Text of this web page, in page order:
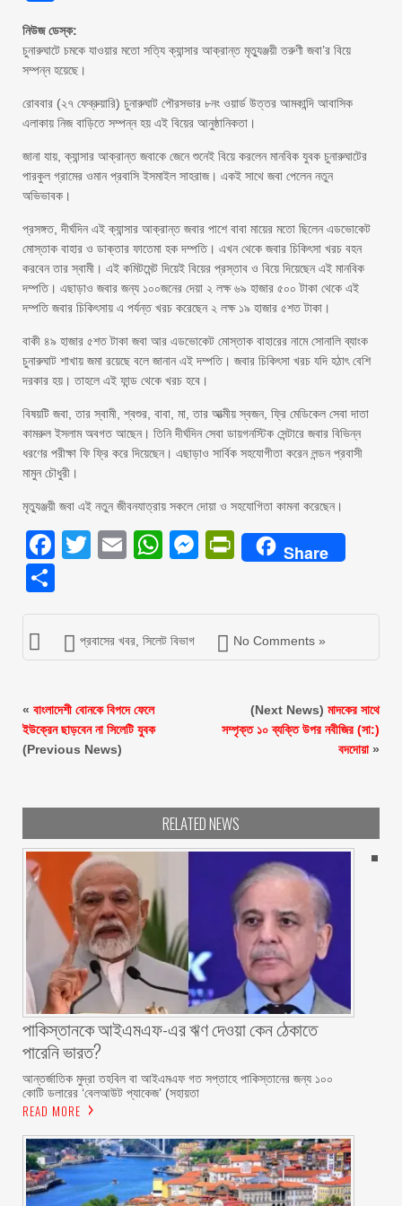
নিউজ ডেস্ক:
চুনারুঘাটে চমকে যাওয়ার মতো সত্যি ক্যান্সার আক্রান্ত মৃত্যুঞ্জয়ী তরুণী জবা’র বিয়ে
সম্পন্ন হয়েছে।
রোববার (২৭ ফেব্রুয়ারি) চুনারুঘাট পৌরসভার ৮নং ওয়ার্ড উত্তর আমকান্দি আবাসিক
এলাকায় নিজ বাড়িতে সম্পন্ন হয় এই বিয়ের আনুষ্ঠানিকতা।
জানা যায়, ক্যান্সার আক্রান্ত জবাকে জেনে শুনেই বিয়ে করলেন মানবিক যুবক চুনারুঘাটের
পারকুল গ্রামের ওমান প্রবাসি ইসমাইল সাহরাজ। একই সাথে জবা পেলেন নতুন
অভিভাবক।
প্রসঙ্গত, দীর্ঘদিন এই ক্যান্সার আক্রান্ত জবার পাশে বাবা মায়ের মতো ছিলেন এডভোকেট
মোস্তাক বাহার ও ডাক্তার ফাতেমা হক দম্পতি। এখন থেকে জবার চিকিৎসা খরচ বহন
করবেন তার স্বামী। এই কমিটমেন্ট দিয়েই বিয়ের প্রস্তাব ও বিয়ে দিয়েছেন এই মানবিক
দম্পতি। এছাড়াও জবার জন্য ১০০জনের দেয়া ২ লক্ষ ৬৯ হাজার ৫০০ টাকা থেকে এই
দম্পতি জবার চিকিৎসায় এ পর্যন্ত খরচ করেছেন ২ লক্ষ ১৯ হাজার ৫শত টাকা।
বাকী ৪৯ হাজার ৫শত টাকা জবা আর এডভোকেট মোস্তাক বাহারের নামে সোনালি ব্যাংক
চুনারুঘাট শাখায় জমা রয়েছে বলে জানান এই দম্পতি। জবার চিকিৎসা খরচ যদি হঠাৎ বেশি
দরকার হয়। তাহলে এই ফান্ড থেকে খরচ হবে।
বিষয়টি জবা, তার স্বামী, শ্বশুর, বাবা, মা, তার আত্মীয় স্বজন, ফ্রি মেডিকেল সেবা দাতা
কামরুল ইসলাম অবগত আছেন। তিনি দীর্ঘদিন সেবা ডায়গনস্টিক সেন্টারে জবার বিভিন্ন
ধরণের পরীক্ষা ফি ফ্রি করে দিয়েছেন। এছাড়াও সার্বিক সহযোগীতা করেন লন্ডন প্রবাসী
মামুন চৌধুরী।
মৃত্যুঞ্জয়ী জবা এই নতুন জীবনযাত্রায় সকলে দোয়া ও সহযোগিতা কামনা করেছেন।
Facebook
Twitter
EmailWhatsApp
Messenger
PrintFriendly
Share
প্রবাসের খবর সিলেট বিভাগ No Comments »
« বাংলাদেশী বোনকে বিপদে ফেলে
ইউক্রেন ছাড়বেন না সিলেটি যুবক
(Previous News)
(Next News) মাদকের সাথে
সম্পৃক্ত ১০ ব্যক্তি উপর নবীজির (সা:)
বদদোয়া»
RELATED NEWS
পাকিস্তানকে আইএমএফ-এর ঋণ দেওয়া কেন ঠেকাতে
পারেনি ভারত?
আন্তর্জাতিক মুদ্রা তহবিল বা আইএমএফ গত সপ্তাহে পাকিস্তানের জন্য ১০০
কোটি ডলারের ‘বেলআউট প্যাকেজ’ (সহায়তা
READ MORE